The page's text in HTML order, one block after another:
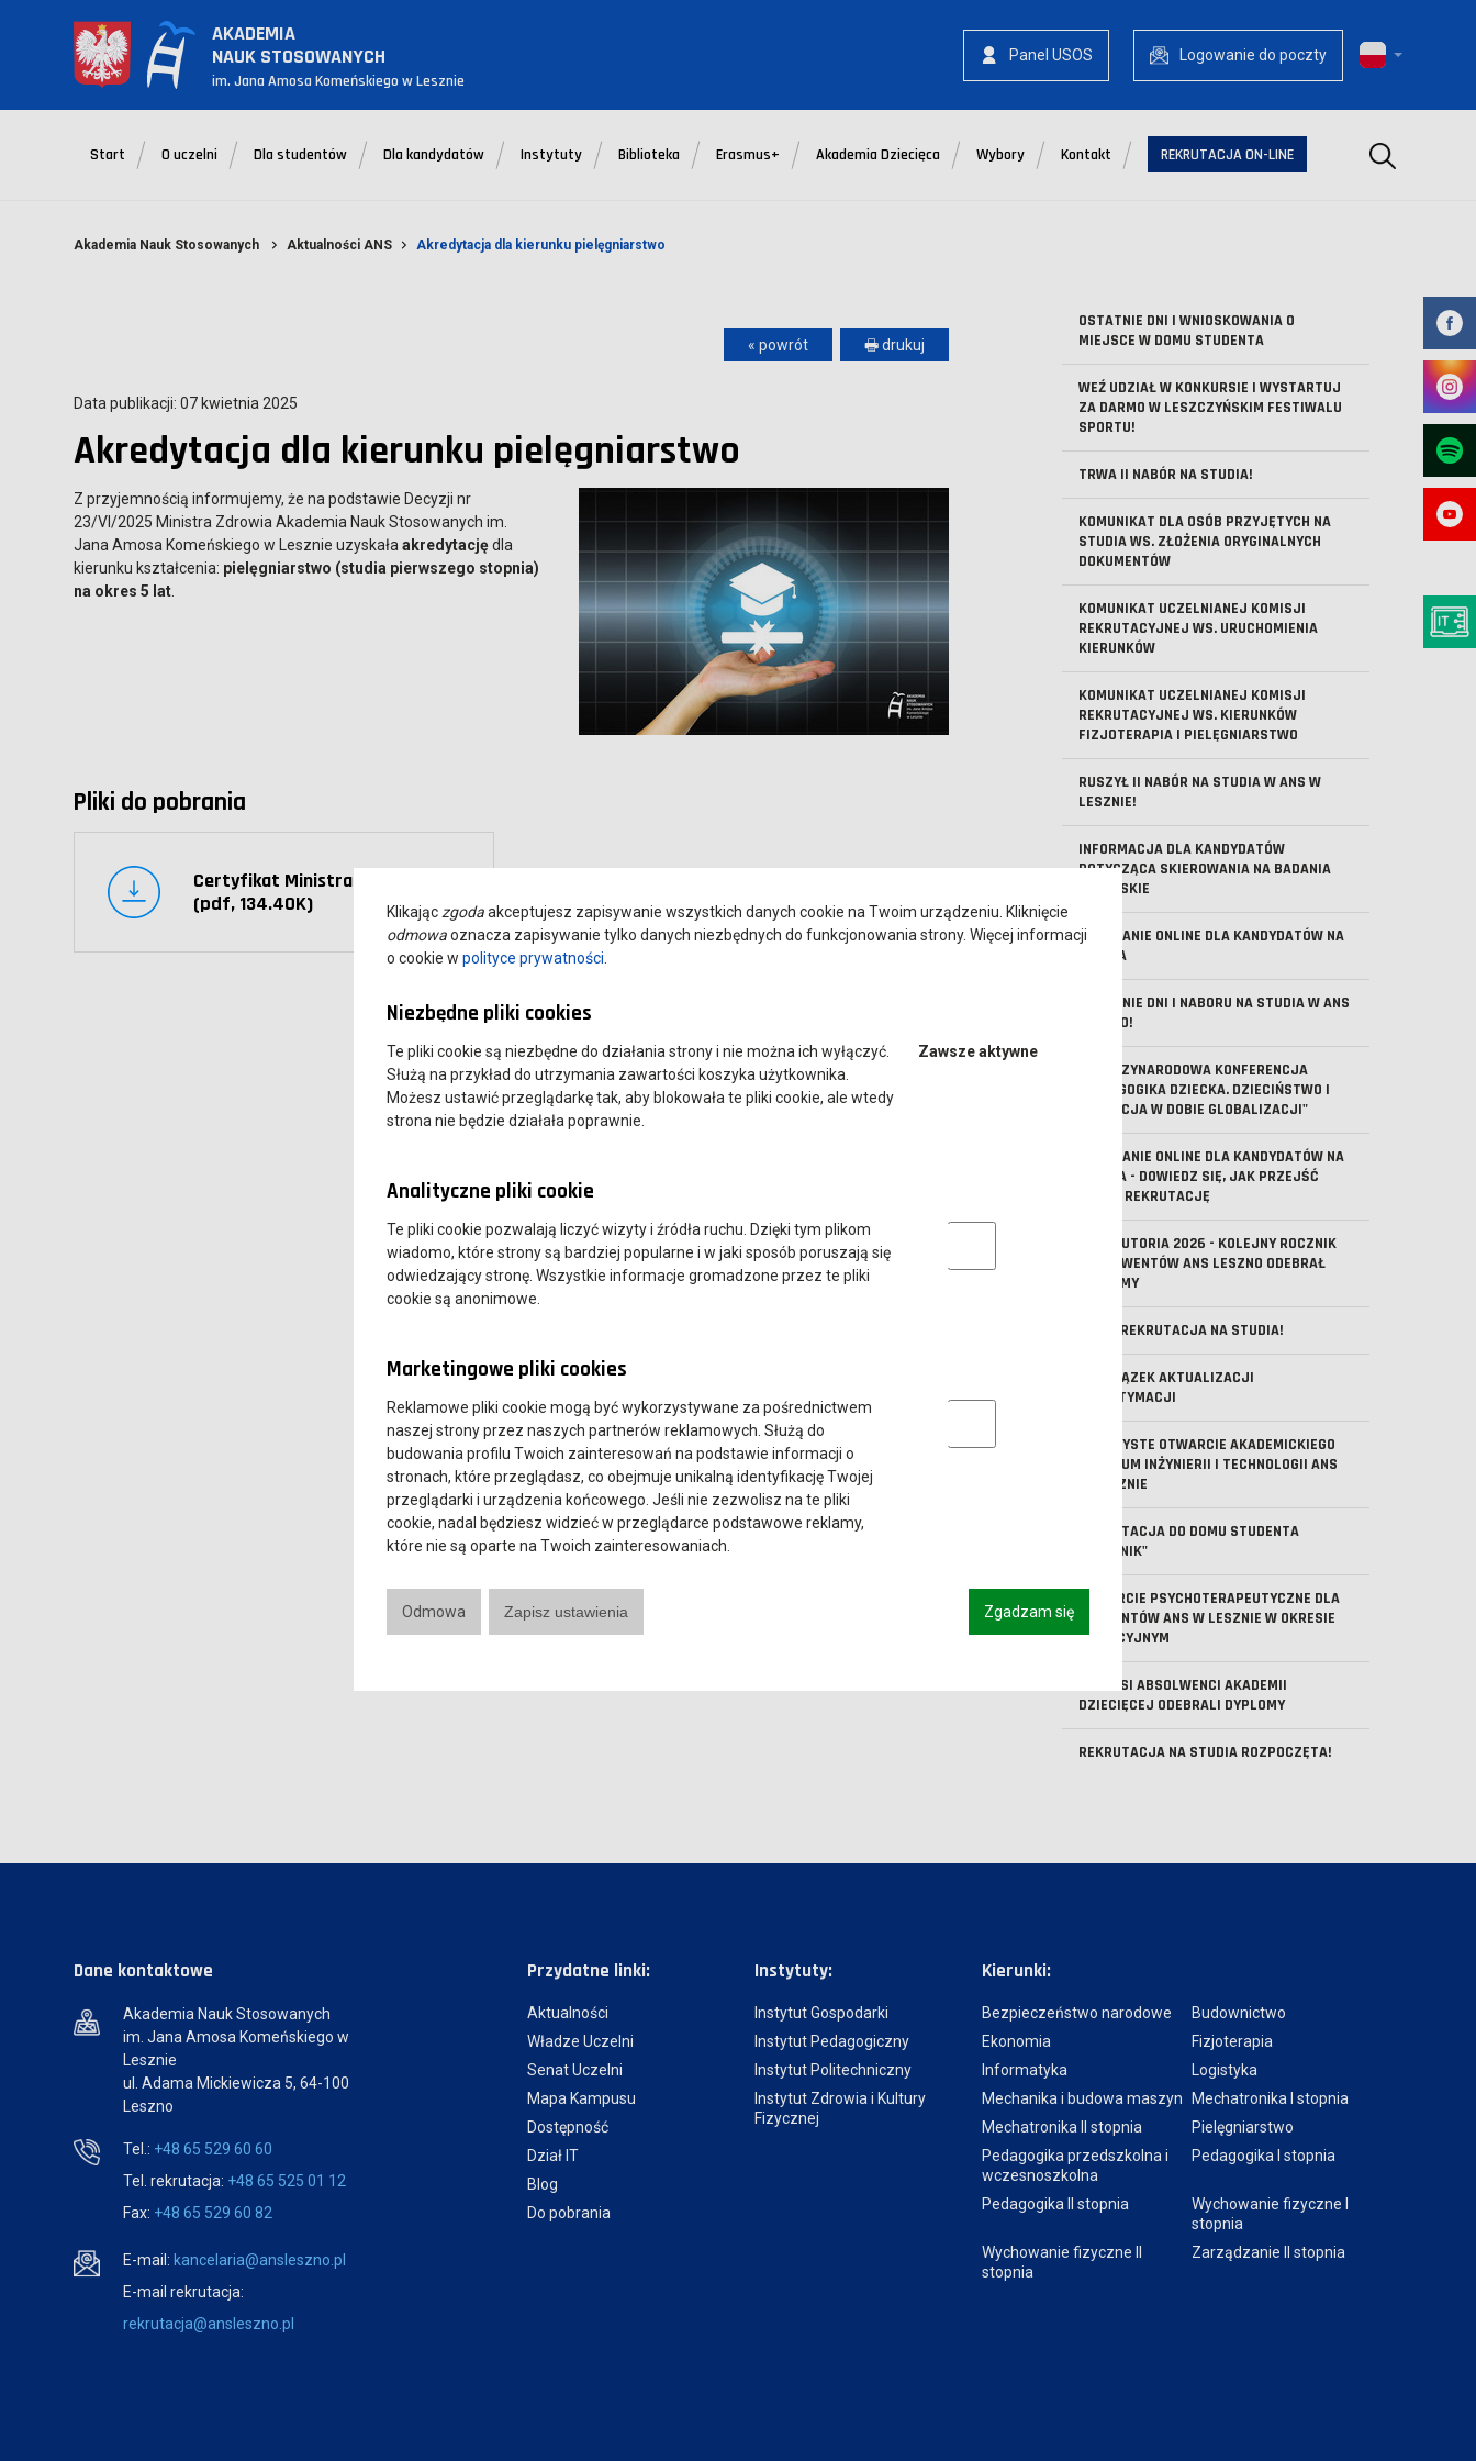
AKADEMIA
NAUK STOSOWANYCH
im. Jana Amosa Komeńskiego w Lesznie
Panel USOS Logowanie do poczty
Start O uczelni Dla studentów Dla kandydatów Instytuty Biblioteka Erasmus+ Akademia Dziecięca Wybory Kontakt REKRUTACJA ON-LINE Szukaj
Akademia Nauk Stosowanych Aktualności ANS Akredytacja dla kierunku pielęgniarstwo
OSTATNIE DNI I WNIOSKOWANIA O
MIEJSCE W DOMU STUDENTA
WEŹ UDZIAŁ W KONKURSIE I WYSTARTUJ
ZA DARMO W LESZCZYŃSKIM FESTIWALU
SPORTU!
TRWA II NABÓR NA STUDIA!
KOMUNIKAT DLA OSÓB PRZYJĘTYCH NA
STUDIA WS. ZŁOŻENIA ORYGINALNYCH
DOKUMENTÓW
KOMUNIKAT UCZELNIANEJ KOMISJI
REKRUTACYJNEJ WS. URUCHOMIENIA
KIERUNKÓW
KOMUNIKAT UCZELNIANEJ KOMISJI
REKRUTACYJNEJ WS. KIERUNKÓW
FIZJOTERAPIA I PIELĘGNIARSTWO
RUSZYŁ II NABÓR NA STUDIA W ANS W
LESZNIE!
INFORMACJA DLA KANDYDATÓW
DOTYCZĄCA SKIEROWANIA NA BADANIA
LEKARSKIE
SPOTKANIE ONLINE DLA KANDYDATÓW NA
STUDIA
OSTATNIE DNI I NABORU NA STUDIA W ANS
LESZNO!
V MIĘDZYNARODOWA KONFERENCJA
"PEDAGOGIKA DZIECKA. DZIECIŃSTWO I
EDUKACJA W DOBIE GLOBALIZACJI"
SPOTKANIE ONLINE DLA KANDYDATÓW NA
STUDIA - DOWIEDZ SIĘ, JAK PRZEJŚĆ
PRZEZ REKRUTACJĘ
ABSOLUTORIA 2026 - KOLEJNY ROCZNIK
ABSOLWENTÓW ANS LESZNO ODEBRAŁ
DYPLOMY
TRWA REKRUTACJA NA STUDIA!
OBOWIĄZEK AKTUALIZACJI
MLEGITYMACJI
UROCZYSTE OTWARCIE AKADEMICKIEGO
CENTRUM INŻYNIERII I TECHNOLOGII ANS
W LESZNIE
REKRUTACJA DO DOMU STUDENTA
"KOMENIK"
WSPARCIE PSYCHOTERAPEUTYCZNE DLA
STUDENTÓW ANS W LESZNIE W OKRESIE
WAKACYJNYM
PIERWSI ABSOLWENCI AKADEMII
DZIECIĘCEJ ODEBRALI DYPLOMY
REKRUTACJA NA STUDIA ROZPOCZĘTA!
« powrót 🖶 drukuj
Data publikacji: 07 kwietnia 2025
Akredytacja dla kierunku pielęgniarstwo
Z przyjemnością informujemy, że na podstawie Decyzji nr
23/VI/2025 Ministra Zdrowia Akademia Nauk Stosowanych im.
Jana Amosa Komeńskiego w Lesznie uzyskała akredytacjędla
kierunku kształcenia: pielęgniarstwo (studia pierwszego stopnia)
na okres 5 lat
Pliki do pobrania
Certyfikat Ministra Zdrowia
(pdf, 134.40K)
Dane kontaktowe
Akademia Nauk Stosowanych
im. Jana Amosa Komeńskiego w
Lesznie
ul. Adama Mickiewicza 5, 64-100
Leszno
Tel.: +48 65 529 60 60
Tel. rekrutacja: +48 65 525 01 12
Fax: +48 65 529 60 82
E-mail: kancelaria@ansleszno.pl
E-mail rekrutacja:
rekrutacja@ansleszno.pl
Przydatne linki:
Aktualności
Władze Uczelni
Senat Uczelni
Mapa Kampusu
Dostępność
Dział IT
Blog
Do pobrania
Instytuty:
Instytut Gospodarki
Instytut Pedagogiczny
Instytut Politechniczny
Instytut Zdrowia i Kultury
Fizycznej
Kierunki:
Bezpieczeństwo narodowe
Budownictwo
Ekonomia
Fizjoterapia
Informatyka
Logistyka
Mechanika i budowa maszyn
Mechatronika I stopnia
Mechatronika II stopnia
Pielęgniarstwo
Pedagogika przedszkolna i
wczesnoszkolna
Pedagogika I stopnia
Pedagogika II stopnia
Wychowanie fizyczne I
stopnia
Wychowanie fizyczne II
stopnia
Zarządzanie II stopnia
Klikając zgodaakceptujesz zapisywanie wszystkich danych cookie na Twoim urządzeniu. Kliknięcie
odmowaoznacza zapisywanie tylko danych niezbędnych do funkcjonowania strony. Więcej informacji
o cookie w polityce prywatności
Niezbędne pliki cookies
Te pliki cookie są niezbędne do działania strony i nie można ich wyłączyć.
Służą na przykład do utrzymania zawartości koszyka użytkownika.
Możesz ustawić przeglądarkę tak, aby blokowała te pliki cookie, ale wtedy
strona nie będzie działała poprawnie.
Zawsze aktywne
Analityczne pliki cookie
Te pliki cookie pozwalają liczyć wizyty i źródła ruchu. Dzięki tym plikom
wiadomo, które strony są bardziej popularne i w jaki sposób poruszają się
odwiedzający stronę. Wszystkie informacje gromadzone przez te pliki
cookie są anonimowe.
Analityczne pliki cookie
Marketingowe pliki cookies
Reklamowe pliki cookie mogą być wykorzystywane za pośrednictwem
naszej strony przez naszych partnerów reklamowych. Służą do
budowania profilu Twoich zainteresowań na podstawie informacji o
stronach, które przeglądasz, co obejmuje unikalną identyfikację Twojej
przeglądarki i urządzenia końcowego. Jeśli nie zezwolisz na te pliki
cookie, nadal będziesz widzieć w przeglądarce podstawowe reklamy,
które nie są oparte na Twoich zainteresowaniach.
Marketingowe pliki cookies
Odmowa Zapisz ustawienia Zgadzam się